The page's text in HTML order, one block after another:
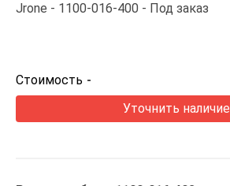
Jrone 1100-016-400 Под заказ
Стоимость -
Уточнить наличие